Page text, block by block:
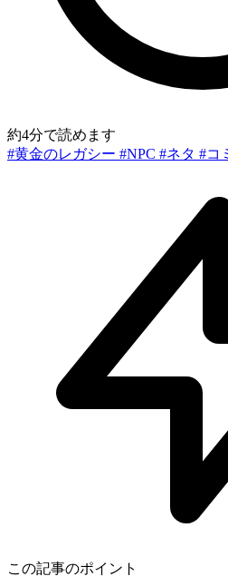
約4分で読めます
#黄金のレガシー #NPC #ネタ #コ
この記事のポイント